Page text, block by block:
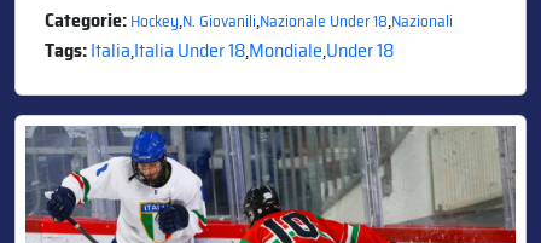
Categorie:Hockey,N. Giovanili,Nazionale Under 18,Nazionali
Tags:Italia,Italia Under 18,Mondiale,Under 18